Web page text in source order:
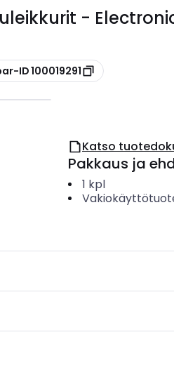
-
ID 100019291
Katso
Pakkaus ja
1 kpl